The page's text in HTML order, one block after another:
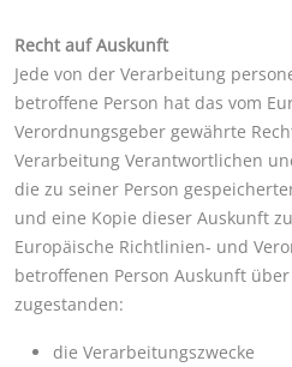
Recht auf Auskunft
Jede von der Verarbeitung
betroffene Person hat das vom
Verordnungsgeber gewährte
Verarbeitung Verantwortlichen
die zu seiner Person
und eine Kopie dieser Auskunft
Europäische Richtlinien- und
betroffenen Person Auskunft
zugestanden:
die Verarbeitungszwecke